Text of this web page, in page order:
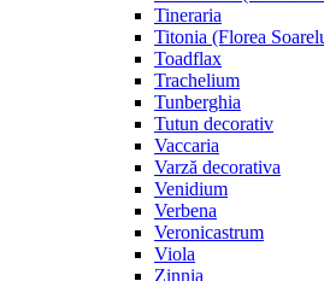
Tineraria
Titonia (Florea
Toadflax
Trachelium
Tunberghia
Tutun decorativ
Vaccaria
Varză decorativa
Venidium
Verbena
Veronicastrum
Viola
Zinnia